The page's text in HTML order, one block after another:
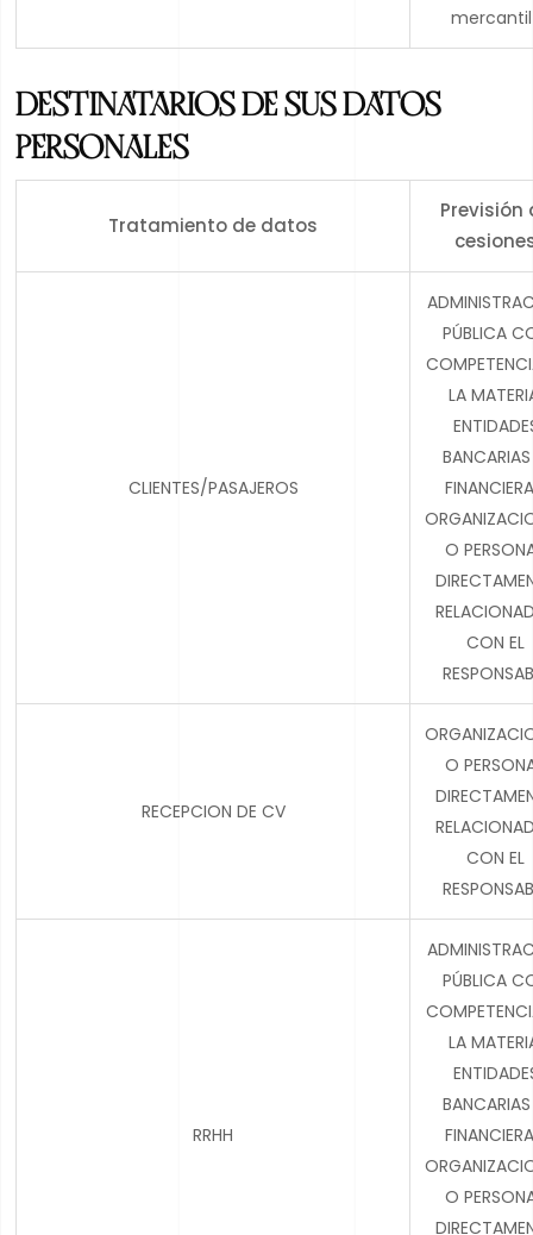
mercantil
DESTINATARIOS DE SUS DATOS
PERSONALES
Tratamiento de datos
Previsión
CLIENTES/PASAJEROS
PÚBLICA
LA
O
CON EL
RECEPCION DE CV
O
CON EL
RRHH
PÚBLICA
LA
O